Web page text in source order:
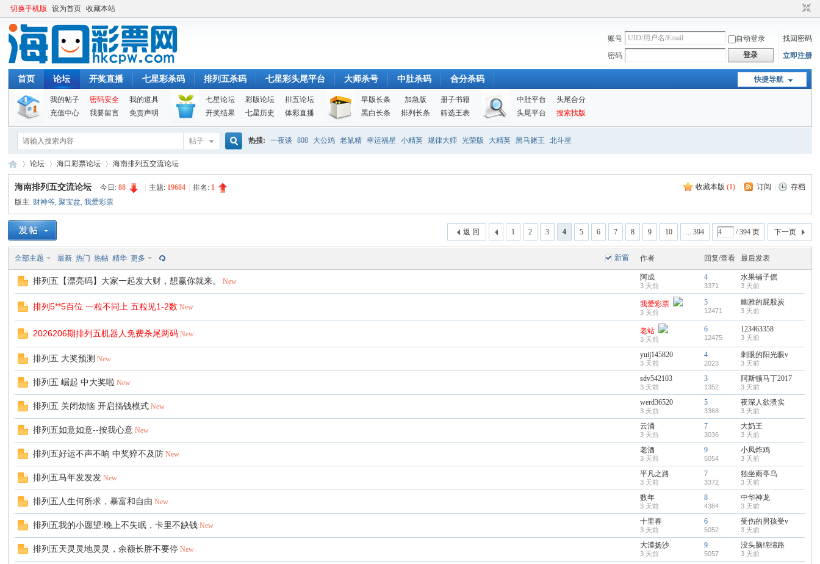
切换手机版 设为首页 收藏本站
账号 自动登录
找回密码
密码
登录 立即注册
快捷导航
首页 论坛 开奖直播 七星彩杀码 排列五杀码 七星彩头尾平台 大师杀号 中肚杀码 合分杀码
我的帖子 密码安全
我的道具
充值中心
我要留言 免责声明
七星论坛 彩版论坛
排五论坛
开奖结果
七星历史 体彩直播
早版长条 加急版
册子书籍
黑白长条
排列长条 筛选王表
中肚平台
头尾合分
头尾平台
搜索找版
帖子 热搜: 一夜谈 808 大公鸡 老鼠精 幸运福星 小精英 规律大师 光荣版 大精英 黑马赌王 北斗星
海 »
论坛
›
海口彩票论坛
›
海南排列五交流论坛
收藏本版 (1) 订阅 存档
海南排列五交流论坛 今日:88 主题: 19684 排名: 1
版主: 财神爷,聚宝盆,我爱彩票
1 2 3 4 5 6 7 8 9 10 ... 394 / 394 页 下一页
返 回
新窗
全部主题 最新 热门 热帖 精华 更多 作者 回复/查看 最后发表
排列五【漂亮码】大家一起发大财，想赢你就来。 New 阿成
3 天前
4
3371
水果铺子倨
3 天前
排列5**5百位 一粒不同上 五粒见1-2数 New 我爱彩票
3 天前
5
12471
幽雅的屁股炭
3 天前
2026206期排列五机器人免费杀尾两码 New 老站
3 天前
6
12475
123463358
3 天前
排列五 大奖预测 New yuij145820
3 天前
4
2023
刺眼的阳光眼v
3 天前
排列五 崛起 中大奖啦 New sdv542103
3 天前
3
1352
阿斯顿马丁2017
3 天前
排列五 关闭烦恼 开启搞钱模式 New werd36520
3 天前
5
3368
夜深人欲溃实
3 天前
排列五如意如意--按我心意 New 云涌
3 天前
7
3036
大奶王
3 天前
排列五好运不声不响 中奖猝不及防 New 老酒
3 天前
9
5054
小凤炸鸡
3 天前
排列五马年发发发 New 平凡之路
3 天前
7
3372
独坐雨亭乌
3 天前
排列五人生何所求，暴富和自由 New 数年
3 天前
8
4384
中华神龙
3 天前
排列五我的小愿望:晚上不失眠，卡里不缺钱 New 十里春
3 天前
6
5052
受伤的男孩受v
3 天前
排列五天灵灵地灵灵，余额长胖不要停 New 大漠扬沙
3 天前
9
5057
没头脑绵绵路
3 天前